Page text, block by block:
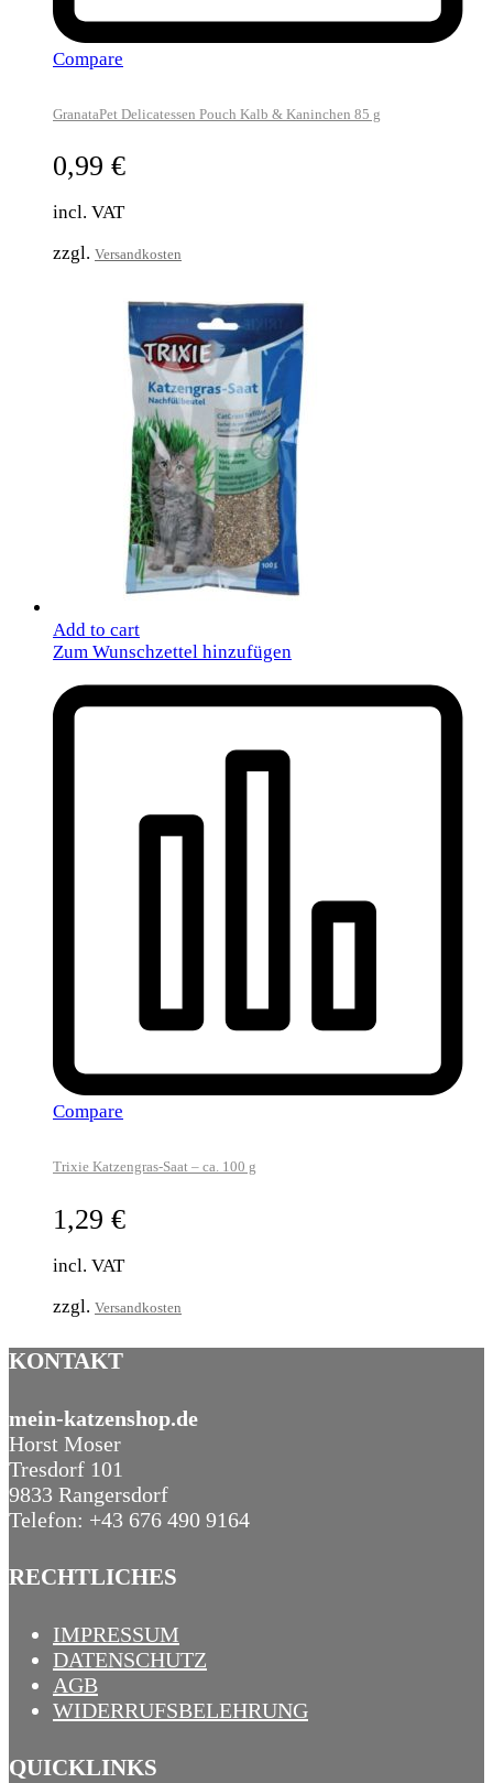
Compare
GranataPet Delicatessen Pouch Kalb & Kaninchen 85 g
0,99 €
incl. VAT
zzgl. Versandkosten
Add to cart
Zum Wunschzettel hinzufügen
Compare
Trixie Katzengras-Saat – ca. 100 g
1,29 €
incl. VAT
zzgl. Versandkosten
KONTAKT
mein-katzenshop.de
Horst Moser
Tresdorf 101
9833 Rangersdorf
Telefon: +43 676 490 9164
RECHTLICHES
IMPRESSUM
DATENSCHUTZ
AGB
WIDERRUFSBELEHRUNG
QUICKLINKS